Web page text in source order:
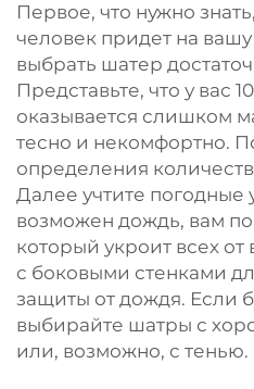
Первое, что нужно
человек придет на
выбрать шатер
Представьте, что у вас
оказывается слишком
тесно и некомфортно.
определения
Далее учтите погодные
возможен дождь, вам
который укроит всех
с боковыми стенками
защиты от дождя. Если
выбирайте шатры с
или, возможно, с тенью.